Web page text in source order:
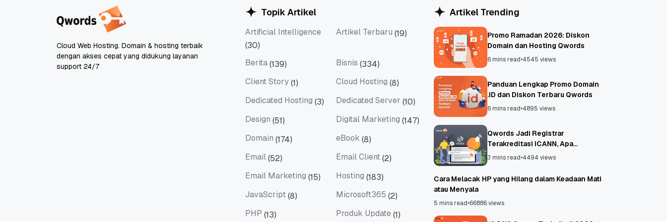
Cloud Web Hosting. Domain & hosting terbaik
dengan akses cepat yang didukung layanan
support 24/7
Topik Artikel
Artificial Intelligence
Artificial Intelligence
(30)
Artikel Terbaru (19)
Berita(139) Bisnis (334)
Client Story(1) Cloud Hosting (8)
Dedicated Hosting (3) Dedicated Server (10)
Design (51) Digital Marketing (147)
Domain (174) eBook (8)
Email(52) Email Client(2)
Email Marketing (15) Hosting (183)
JavaScript(8) Microsoft365 (2)
PHP (13) Produk Update (1)
Artikel Trending
Promo Ramadan 2026: Diskon
Domain dan Hosting Qwords
6 mins read•4545 views
Panduan Lengkap Promo Domain
.ID dan Diskon Terbaru Qwords
6 mins read•4895 views
Qwords Jadi Registrar
Terakreditasi ICANN, Apa
Untungnya?
3 mins read•4494 views
Cara Melacak HP yang Hilang dalam Keadaan Mati
atau Menyala
5 mins read•66886 views